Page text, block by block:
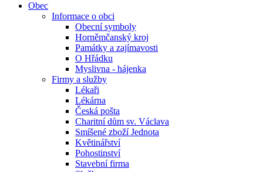
Obec
Informace o obci
Obecní symboly
Horněmčanský kroj
Památky a zajímavosti
O Hřádku
Myslivna - hájenka
Firmy a služby
Lékaři
Lékárna
Česká pošta
Charitní dům sv. Václava
Smíšené zboží Jednota
Květinářství
Pohostinství
Stavební firma